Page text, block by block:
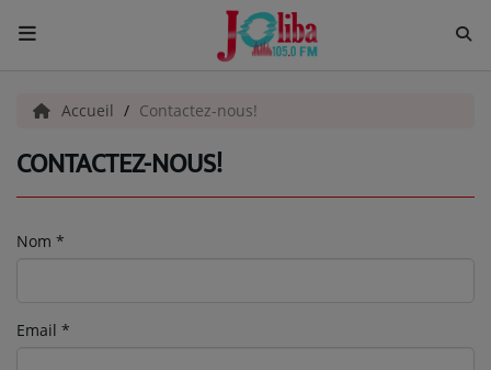
ACCUEIL
Pour Vous
Accueil Contactez-nous!
CONTACTEZ-NOUS!
Nom *
Email *